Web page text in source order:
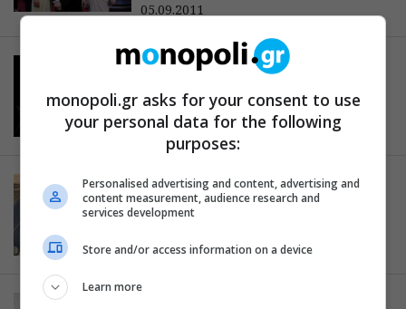
05.09.2011
ΔΙΑΦΟΡΑ
Οι Klein Mein στο KooKoo
26.04.2011
ΔΡΑΜΑ
Wasted Youth
monopoli.gr asks for your consent to use
your personal data for the following
purposes:
Personalised advertising and content, advertising and
content measurement, audience research and
services development
Store and/or access information on a device
Learn more